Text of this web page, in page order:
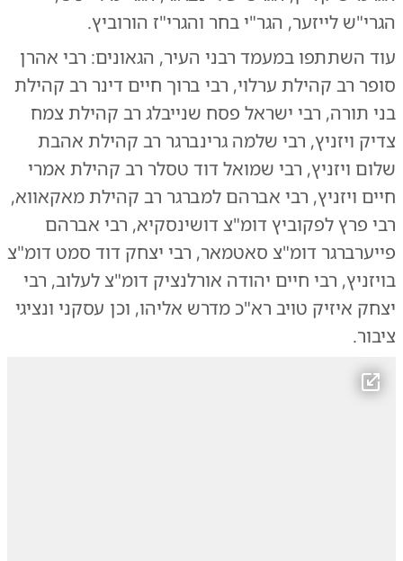
הגרי"ש לייזער, הגר"י בחר והגרי"ז הורוביץ.
עוד השתתפו במעמד רבני העיר, הגאונים: רבי אהרן
סופר רב קהילת ערלוי, רבי ברוך חיים דינר רב קהילת
בני תורה, רבי ישראל פסח שנייבלג רב קהילת צמח
צדיק ויזניץ, רבי שלמה גרינברגר רב קהילת אהבת
שלום ויזניץ, רבי שמואל דוד טסלר רב קהילת אמרי
חיים ויזניץ, רבי אברהם למברגר רב קהילת מאקאווא,
רבי פרץ לפקוביץ דומ"צ דושינסקיא, רבי אברהם
פייערברגר דומ"צ סאטמאר, רבי יצחק דוד סמט דומ"צ
בויזניץ, רבי חיים יהודה אורלנציק דומ"צ לעלוב, רבי
יצחק איזיק טויב רא"כ מדרש אליהו, וכן עסקני ונציגי
ציבור.